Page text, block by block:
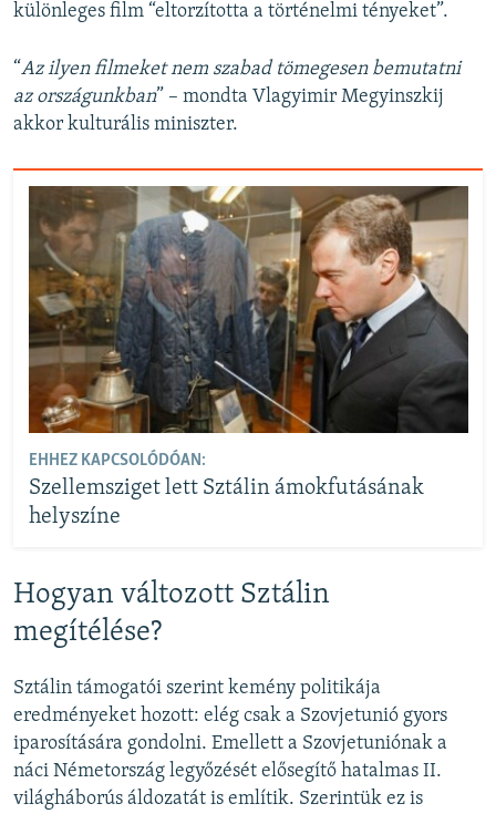
különleges film “eltorzította a történelmi tényeket”.
“Az ilyen filmeket nem szabad tömegesen bemutatni
az országunkban” – mondta Vlagyimir Megyinszkij
akkor kulturális miniszter.
EHHEZ KAPCSOLÓDÓAN:
Szellemsziget lett Sztálin ámokfutásának
helyszíne
Hogyan változott Sztálin
megítélése?
Sztálin támogatói szerint kemény politikája
eredményeket hozott: elég csak a Szovjetunió gyors
iparosítására gondolni. Emellett a Szovjetuniónak a
náci Németország legyőzését elősegítő hatalmas II.
világháborús áldozatát is említik. Szerintük ez is